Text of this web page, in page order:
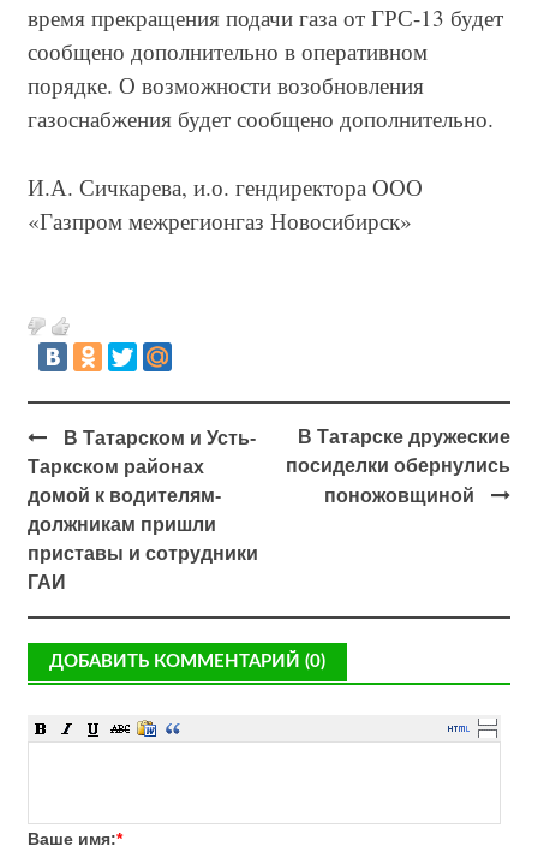
время прекращения подачи газа от ГРС-13 будет
сообщено дополнительно в оперативном
порядке. О возможности возобновления
газоснабжения будет сообщено дополнительно.
И.А. Сичкарева, и.о. гендиректора ООО
«Газпром межрегионгаз Новосибирск»
В Татарском и Усть-
Таркском районах
домой к водителям-
должникам пришли
приставы и сотрудники
ГАИ
В Татарске дружеские
посиделки обернулись
поножовщиной
ДОБАВИТЬ КОММЕНТАРИЙ (0)
Ваше имя:*